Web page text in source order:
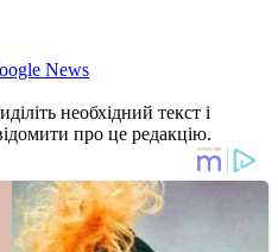
News
необхідний текст і
про це редакцію.